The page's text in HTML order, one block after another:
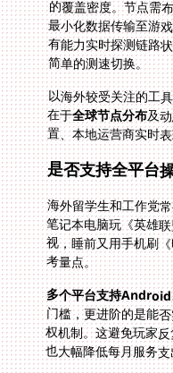
有能力实时探测链路
简单的测速切换。
以海外较受关注的工
在于全球节点分布及
置、本地运营商实时
是否支持全平台
海外留学生和工作党
笔记本电脑玩《英雄
视，睡前又用手机刷
考量点。
多个平台支持
门槛，更进阶的是能
也大幅降低每月服务